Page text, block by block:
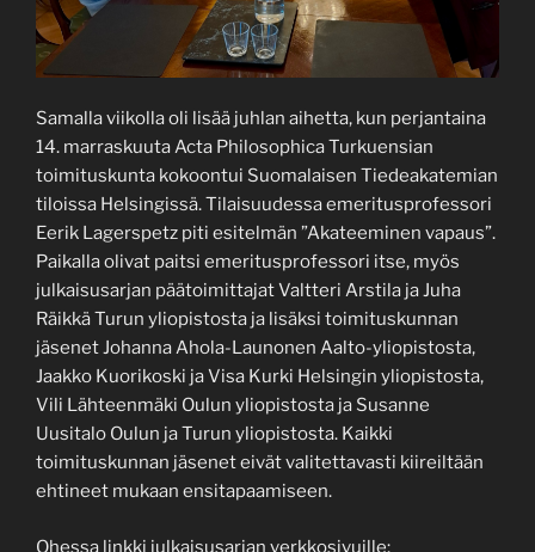
Samalla viikolla oli lisää juhlan aihetta, kun perjantaina
14. marraskuuta Acta Philosophica Turkuensian
toimituskunta kokoontui Suomalaisen Tiedeakatemian
tiloissa Helsingissä. Tilaisuudessa emeritusprofessori
Eerik Lagerspetz piti esitelmän ”Akateeminen vapaus”.
Paikalla olivat paitsi emeritusprofessori itse, myös
julkaisusarjan päätoimittajat Valtteri Arstila ja Juha
Räikkä Turun yliopistosta ja lisäksi toimituskunnan
jäsenet Johanna Ahola-Launonen Aalto-yliopistosta,
Jaakko Kuorikoski ja Visa Kurki Helsingin yliopistosta,
Vili Lähteenmäki Oulun yliopistosta ja Susanne
Uusitalo Oulun ja Turun yliopistosta. Kaikki
toimituskunnan jäsenet eivät valitettavasti kiireiltään
ehtineet mukaan ensitapaamiseen.
Ohessa linkki julkaisusarjan verkkosivuille: